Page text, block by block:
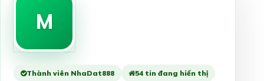
M
Thành viên NhaDat888 54 tin đang hiển thị